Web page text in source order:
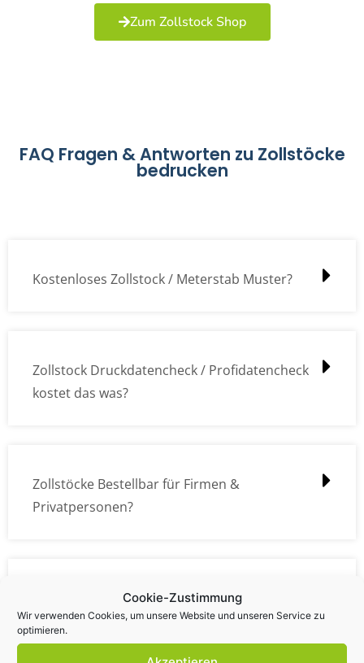
Cookie-Zustimmung
Wir verwenden Cookies, um unsere Website und unseren Service zu
optimieren.
Zum Zollstock Shop
FAQ Fragen & Antworten zu Zollstöcke
bedrucken
Kostenloses Zollstock / Meterstab Muster?
Zollstock Druckdatencheck / Profidatencheck
kostet das was?
Zollstöcke Bestellbar für Firmen &
Privatpersonen?
Wie kann ich die Daten (z.B. Logos und Texte)
übermitteln?